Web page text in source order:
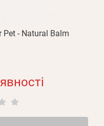
- Natural Balm